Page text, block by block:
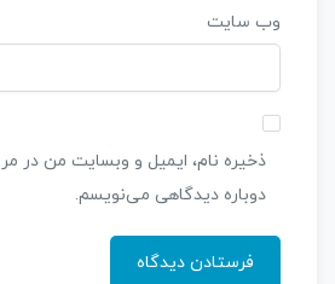
وب‌ سایت
ذخیره نام، ایمیل و وبسایت من در
دوباره دیدگاهی می‌نویسم.